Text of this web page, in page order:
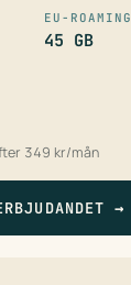
EU-ROAMING
45 GB
349 kr/mån
→